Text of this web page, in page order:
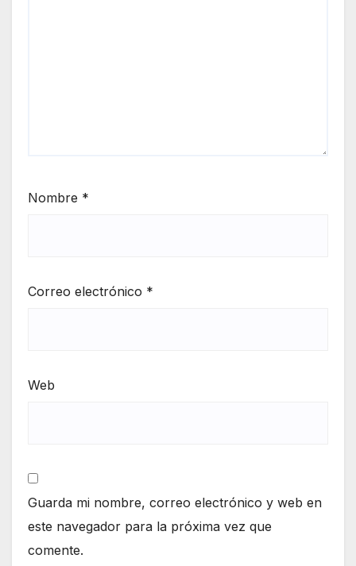
Nombre *
Correo electrónico *
Web
Guarda mi nombre, correo electrónico y web en
este navegador para la próxima vez que
comente.